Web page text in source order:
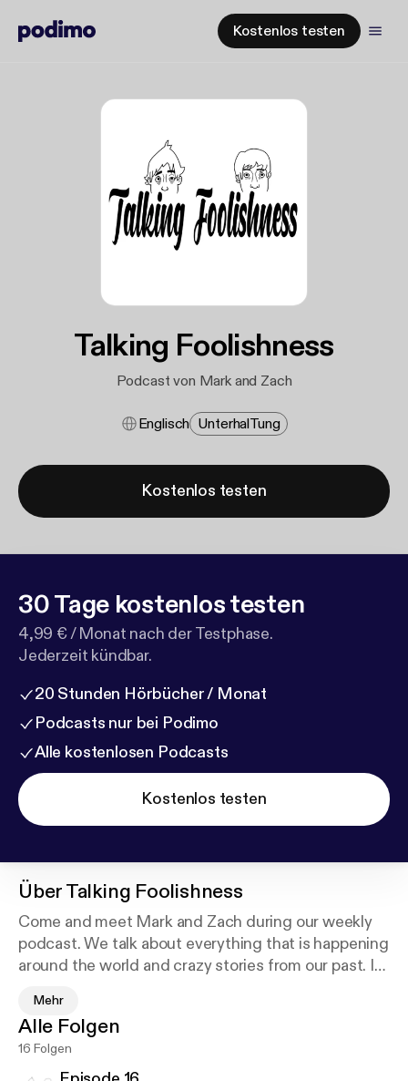
Kostenlos testen
Talking Foolishness
Podcast von Mark and Zach
Englisch Unterhal​tung
Kostenlos testen
30 Tage kostenlos testen
4,99 € / Monat nach der Testphase.
Jederzeit kündbar.
20 Stunden Hörbücher / Monat
Podcasts nur bei Podimo
Alle kostenlosen Podcasts
Kostenlos testen
ÜberTalking Foolishness
Come and meet Mark and Zach during our weekly
podcast. We talk about everything that is happening
around the world and crazy stories from our past. If
from our Producer Kris and Videographer Blake. You
may have just found your new favorite weekly
Podcast.
Mehr
Alle Folgen
16 Folgen